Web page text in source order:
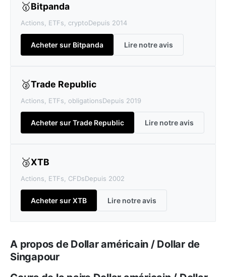
🥇Bitpanda
Actions, ETFs, cryptoDepuis 2014
Acheter sur Bitpanda Lire notre avis
🥈Trade Republic
Actions, ETFs, obligationsDepuis 2019
Acheter sur Trade Republic Lire notre avis
🥉XTB
Actions, ETFs, CFDsDepuis 2002
Acheter sur XTB Lire notre avis
A propos de Dollar américain / Dollar de
Singapour